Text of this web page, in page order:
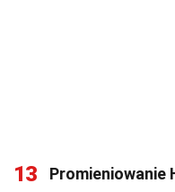
13 Promieniowanie